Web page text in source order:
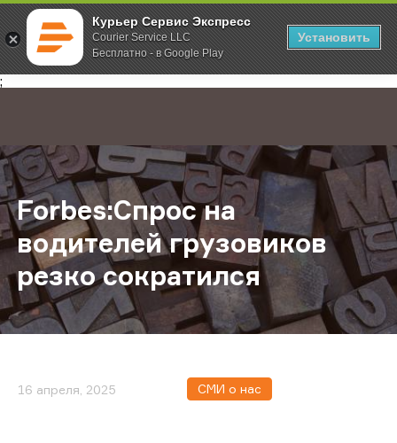
Курьер Сервис Экспресс
Courier Service LLC
Бесплатно - в Google Play
Установить
;
Главная О компании Новости Forbes:Спрос на водителей
Forbes:Спрос на
водителей грузовиков
резко сократился
16 апреля, 2025 СМИ о нас